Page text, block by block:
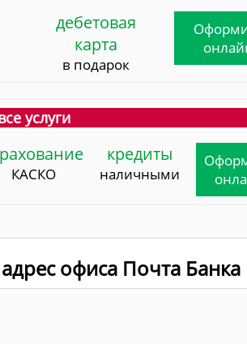
дебетовая
карта
в подарок
услуги
КАСКО
кредиты
наличными
офиса Почта Банка